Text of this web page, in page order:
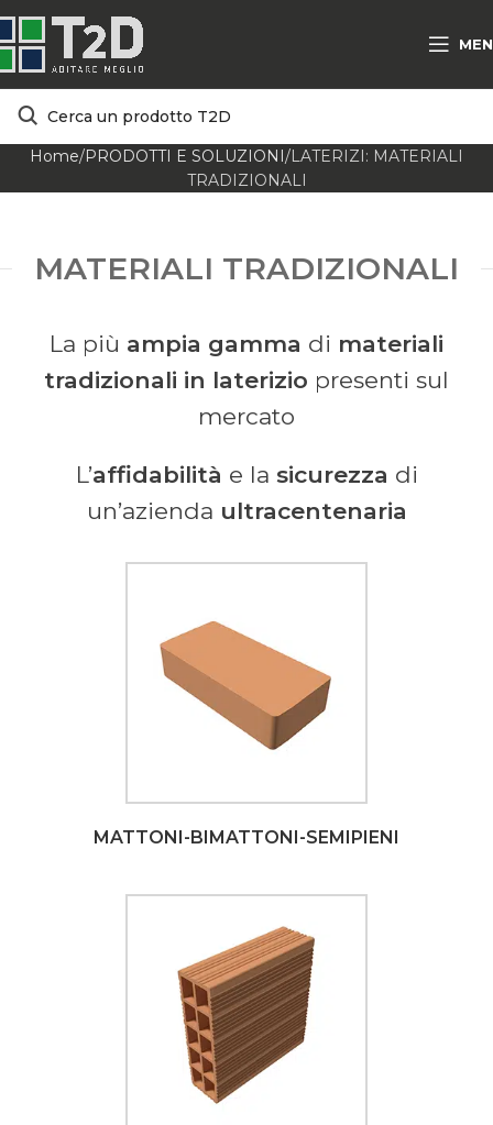
Home PRODOTTI E SOLUZIONI LATERIZI: MATERIALI
TRADIZIONALI
MATERIALI TRADIZIONALI
La più ampia gamma di materiali
tradizionali in laterizio presenti sul
mercato
L’affidabilità e la sicurezza di
un’azienda ultracentenaria
MATTONI-BIMATTONI-SEMIPIENI